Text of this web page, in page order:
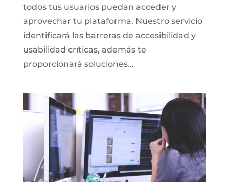
todos tus usuarios puedan acceder y
aprovechar tu plataforma. Nuestro servicio
identificará las barreras de accesibilidad y
usabilidad críticas, además te
proporcionará soluciones...